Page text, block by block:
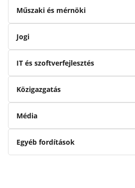
Műszaki és mérnöki
Jogi
IT és szoftverfejlesztés
Közigazgatás
Média
Egyéb fordítások